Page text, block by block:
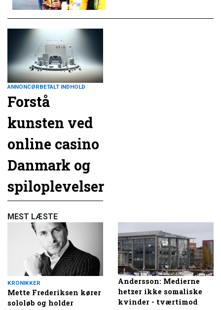
ANNONCØRBETALT INDHOLD
Forstå
kunsten ved
online casino
Danmark og
spiloplevelser
MEST LÆSTE
KRONIKKER
Mette Frederiksen kører
sololøb og holder
Andersson: Medierne
hetzer ikke somaliske
kvinder - tværtimod